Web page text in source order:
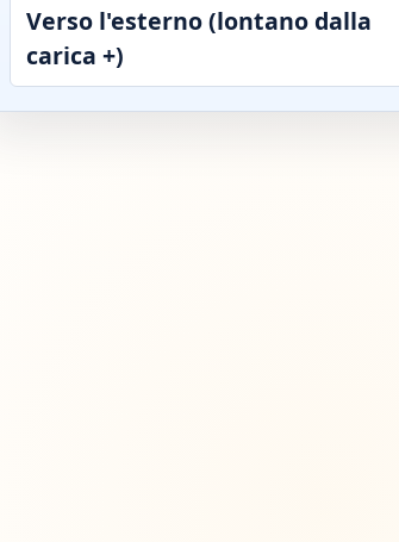
Verso l'esterno (lontano dalla
carica +)